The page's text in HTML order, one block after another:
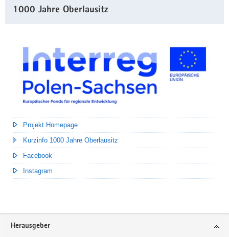
1000 Jahre Oberlausitz
Projekt Homepage
Kurzinfo 1000 Jahre Oberlausitz
Facebook
Instagram
Footer-
Herausgeber